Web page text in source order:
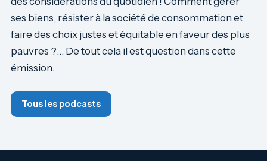
ses biens, résister à la société de consommation et
faire des choix justes et équitable en faveur des plus
pauvres ?… De tout cela il est question dans cette
émission.
Tous les podcasts